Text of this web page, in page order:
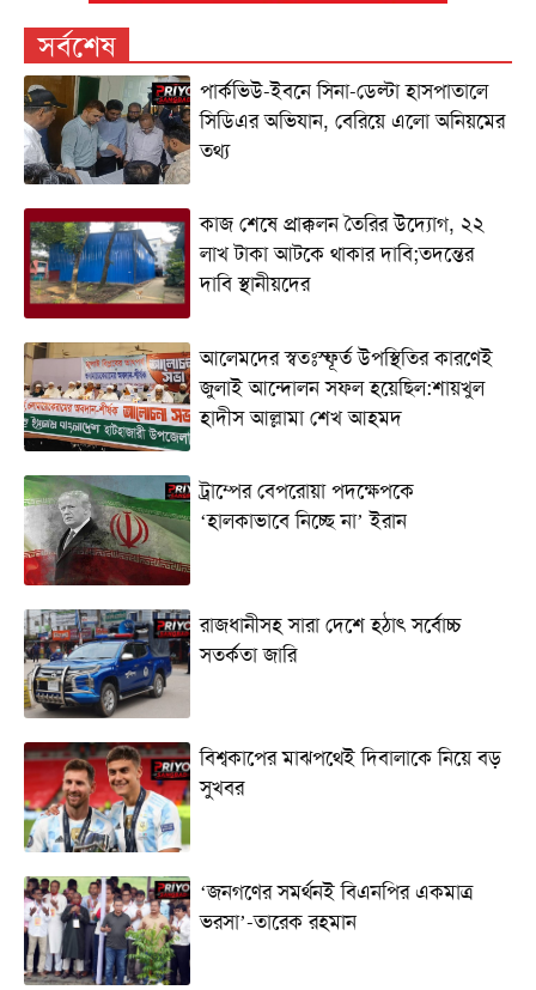
সর্বশেষ
পার্কভিউ-ইবনে সিনা-ডেল্টা হাসপাতালে
সিডিএর অভিযান, বেরিয়ে এলো অনিয়মের
তথ্য
কাজ শেষে প্রাক্কলন তৈরির উদ্যোগ, ২২
লাখ টাকা আটকে থাকার দাবি;তদন্তের
দাবি স্থানীয়দের
আলেমদের স্বতঃস্ফূর্ত উপস্থিতির কারণেই
জুলাই আন্দোলন সফল হয়েছিল:শায়খুল
হাদীস আল্লামা শেখ আহমদ
ট্রাম্পের বেপরোয়া পদক্ষেপকে
‘হালকাভাবে নিচ্ছে না’ ইরান
রাজধানীসহ সারা দেশে হঠাৎ সর্বোচ্চ
সতর্কতা জা‌রি
বিশ্বকাপের মাঝপথেই দিবালাকে নিয়ে বড়
সুখবর
‘জনগণের সমর্থনই বিএনপির একমাত্র
ভরসা’-তারেক রহমান